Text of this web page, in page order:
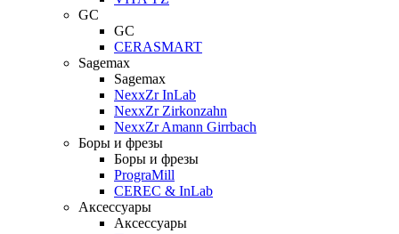
GC
GC
CERASMART
Sagemax
Sagemax
NexxZr InLab
NexxZr Zirkonzahn
NexxZr Amann Girrbach
Боры и фрезы
Боры и фрезы
PrograMill
CEREC & InLab
Аксессуары
Аксессуары